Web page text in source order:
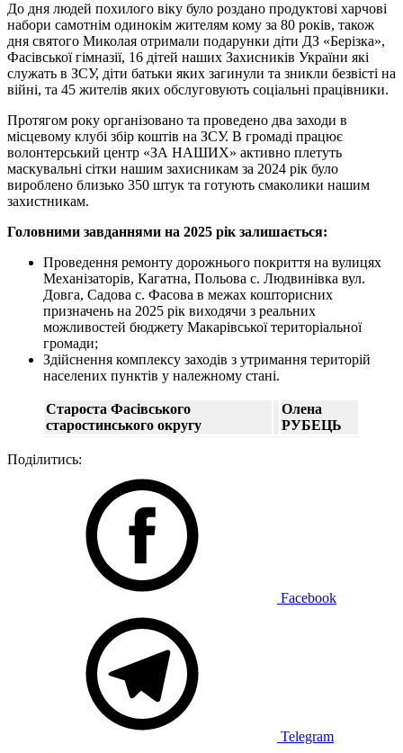
До дня людей похилого віку було роздано продуктові харчові
набори самотнім одинокім жителям кому за 80 років, також
дня святого Миколая отримали подарунки діти ДЗ «Берізка»,
Фасівської гімназії, 16 дітей наших Захисників України які
служать в ЗСУ, діти батьки яких загинули та зникли безвісті на
війні, та 45 жителів яких обслуговують соціальні працівники.
Протягом року організовано та проведено два заходи в
місцевому клубі збір коштів на ЗСУ. В громаді працює
волонтерський центр «ЗА НАШИХ» активно плетуть
маскувальні сітки нашим захисникам за 2024 рік було
вироблено близько 350 штук та готують смаколики нашим
захистникам.
Головними завданнями на 2025 рік залишається:
Проведення ремонту дорожнього покриття на вулицях
Механізаторів, Кагатна, Польова с. Людвинівка вул.
Довга, Садова с. Фасова в межах кошторисних
призначень на 2025 рік виходячи з реальних
можливостей бюджету Макарівської територіальної
громади;
Здійснення комплексу заходів з утримання територій
населених пунктів у належному стані.
Староста Фасівського
старостинського округу
Олена
РУБЕЦЬ
Поділитись:
Facebook
Telegram